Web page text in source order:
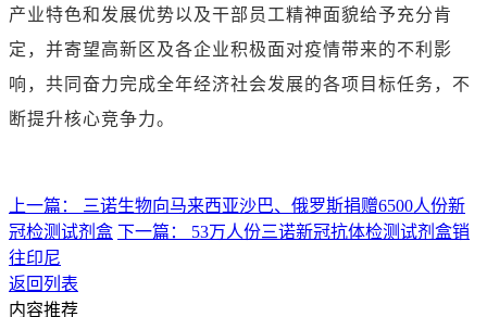
产业特色和发展优势以及干部员工精神面貌给予充分肯
定，并寄望高新区及各企业积极面对疫情带来的不利影
响，共同奋力完成全年经济社会发展的各项目标任务，不
断提升核心竞争力。
上一篇： 三诺生物向马来西亚沙巴、俄罗斯捐赠6500人份新
冠检测试剂盒 下一篇： 53万人份三诺新冠抗体检测试剂盒销
往印尼
返回列表
内容推荐